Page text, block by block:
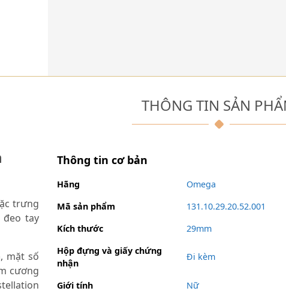
trưng
đeo tay
mặt số
cương
THÔNG TIN SẢN
Thông tin cơ bản
Hãng
Omega
Mã sản phẩm
131.10.29.20.52.001
Kích thước
29mm
Hộp đựng và giấy chứng
nhận
Đi kèm
Giới tính Nữ